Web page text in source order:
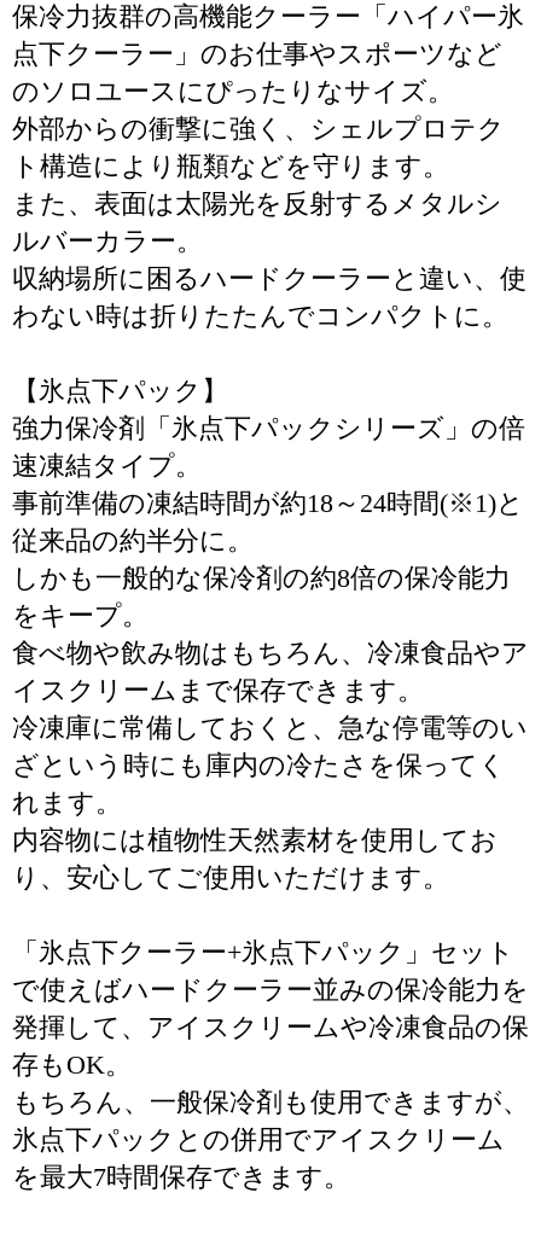
保冷力抜群の高機能クーラー「ハイパー氷
点下クーラー」のお仕事やスポーツなど
のソロユースにぴったりなサイズ。
外部からの衝撃に強く、シェルプロテク
ト構造により瓶類などを守ります。
また、表面は太陽光を反射するメタルシ
ルバーカラー。
収納場所に困るハードクーラーと違い、使
わない時は折りたたんでコンパクトに。
【氷点下パック】
強力保冷剤「氷点下パックシリーズ」の倍
速凍結タイプ。
事前準備の凍結時間が約18～24時間(※1)と
従来品の約半分に。
しかも一般的な保冷剤の約8倍の保冷能力
をキープ。
食べ物や飲み物はもちろん、冷凍食品やア
イスクリームまで保存できます。
冷凍庫に常備しておくと、急な停電等のい
ざという時にも庫内の冷たさを保ってく
れます。
内容物には植物性天然素材を使用してお
り、安心してご使用いただけます。
「氷点下クーラー+氷点下パック」セット
で使えばハードクーラー並みの保冷能力を
発揮して、アイスクリームや冷凍食品の保
存もOK。
もちろん、一般保冷剤も使用できますが、
氷点下パックとの併用でアイスクリーム
を最大7時間保存できます。